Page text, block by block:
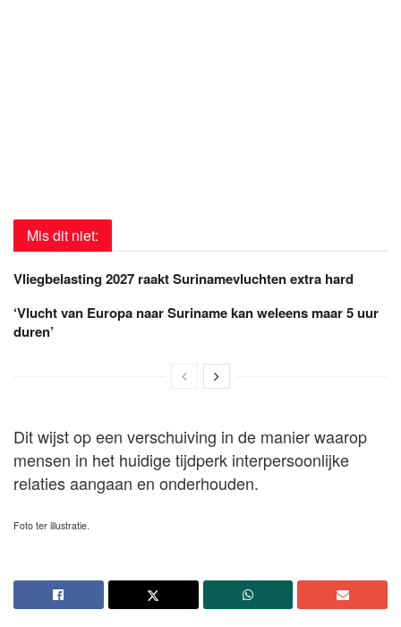
Mis dit niet:
Vliegbelasting 2027 raakt Surinamevluchten extra hard
‘Vlucht van Europa naar Suriname kan weleens maar 5 uur
duren’
Dit wijst op een verschuiving in de manier waarop
mensen in het huidige tijdperk interpersoonlijke
relaties aangaan en onderhouden.
Foto ter illustratie.